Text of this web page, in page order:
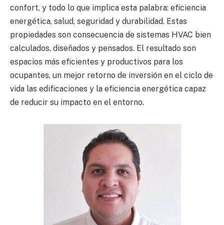
confort, y todo lo que implica esta palabra: eficiencia
energética, salud, seguridad y durabilidad. Estas
propiedades son consecuencia de sistemas HVAC bien
calculados, diseñados y pensados. El resultado son
espacios más eficientes y productivos para los
ocupantes, un mejor retorno de inversión en el ciclo de
vida las edificaciones y la eficiencia energética capaz
de reducir su impacto en el entorno.